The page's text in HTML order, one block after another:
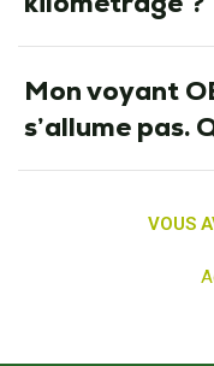
Mon voyant
s’allume pas.
VOUS